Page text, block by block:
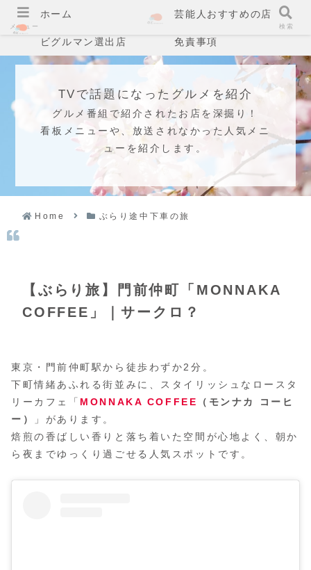
ホーム 芸能人おすすめの店
ビグルマン選出店 免責事項
TVで話題になったグルメを紹介
グルメ番組で紹介されたお店を深掘り！
看板メニューや、放送されなかった人気メニ
ューを紹介します。
Home ぶらり途中下車の旅
【ぶらり旅】門前仲町「MONNAKA
COFFEE」｜サークロ？
東京・門前仲町駅から徒歩わずか2分。
下町情緒あふれる街並みに、スタイリッシュなロースタ
リーカフェ「 MONNAKA COFFEE
（モンナカ コーヒ
ー）
」があります。
焙煎の香ばしい香りと落ち着いた空間が心地よく、朝か
ら夜までゆっくり過ごせる人気スポットです。
メニュー 検索